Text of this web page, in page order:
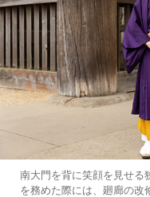
南大門を背に笑顔を見せる
を務めた際には、廻廊の改